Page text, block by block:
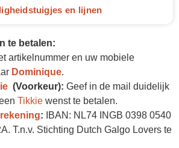
en lijnen
te betalen:
artikelnummer en uw mobiele
Dominique.
(Voorkeur): Geef in de mail duidelijk
Tikkie wenst te betalen.
:
IBAN: NL74 INGB 0398 0540
T.n.v. Stichting Dutch Galgo Lovers te